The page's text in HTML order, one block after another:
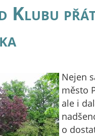
Klubu
Nejen
město
ale i
o